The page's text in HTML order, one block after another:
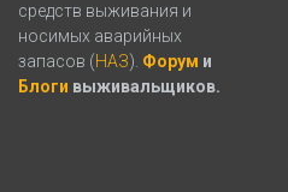
средств выживания и
носимых аварийных
запасов (НАЗ). Форум и
Блоги выживальщиков.